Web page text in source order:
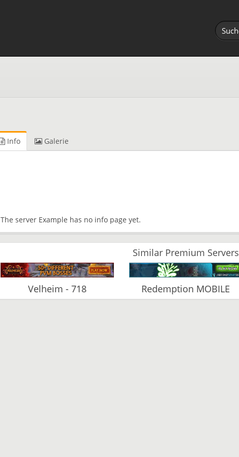
Info Galerie
The server Example has no info page yet.
Similar Premium Servers
Velheim - 718 Redemption MOBILE